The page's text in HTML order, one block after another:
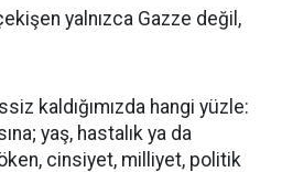
yalnızca Gazze değil,
kaldığımızda hangi yüzle:
yaş, hastalık ya da
cinsiyet, milliyet, politik